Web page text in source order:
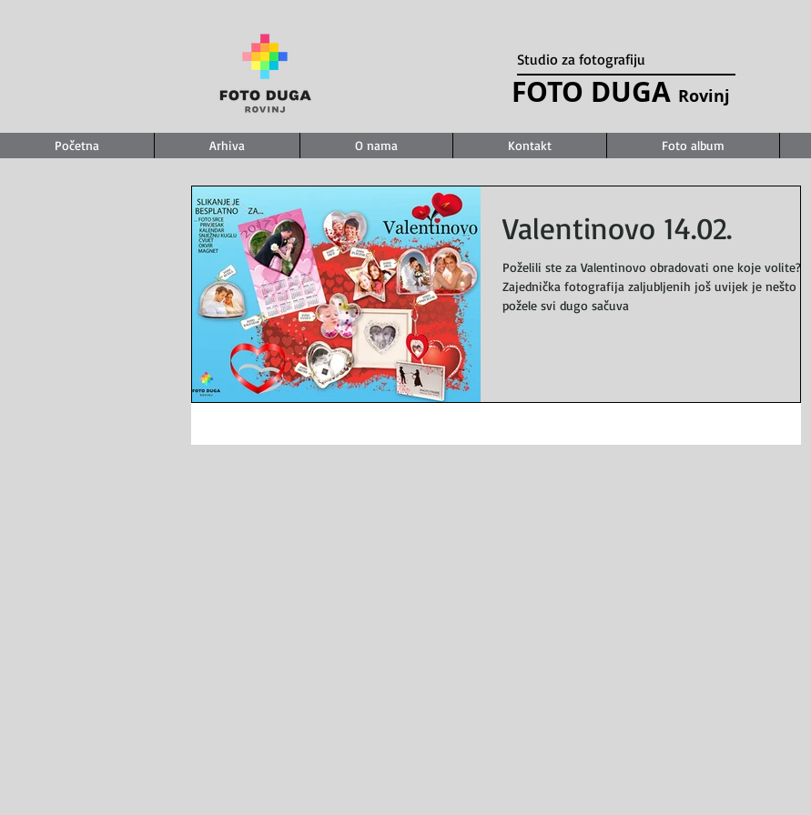
Studio za fotografiju
FOTO DUGA Rovinj
Početna Arhiva O nama Kontakt Foto album
Valentinovo 14.02.
Poželili ste za Valentinovo obradovati one koje volite?
Zajednička fotografija zaljubljenih još uvijek je nešto što
požele svi dugo sačuva